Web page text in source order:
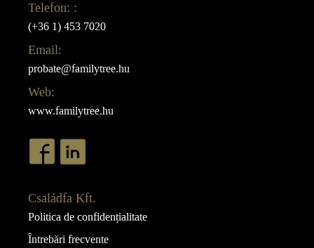
Telefon: :
(+36 1) 453 7020
Email:
probate@familytree.hu
Web:
www.familytree.hu
Családfa Kft.
Politica de confidențialitate
Întrebări frecvente